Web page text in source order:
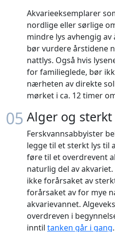
Akvarieeksemplarer
nordlige eller sørlige
mindre lys avhengig
bør vurdere årstidene
nattlys. Også hvis
for familieglede, bør
nærheten av direkte
mørket i ca. 12 timer
05 Alger og sterkt
Ferskvannsabbyister
legge til et sterkt lys til
føre til et overdrevent
naturlig del av
ikke forårsaket av
forårsaket av for mye
akvarievannet.
overdreven i
inntil tanken går i gang.